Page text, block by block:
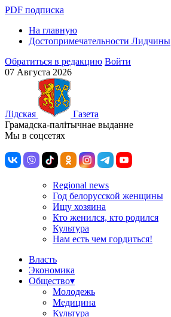
PDF подписка
На главную
Достопримечательности Лидчины
Обратиться в редакцию Войти
07 Августа 2026
Лiдская
Газета
Грамадска-палiтычнае выданне
Мы в соцсетях
Regional news
Год белорусской женщины
Ищу хозяина
Кто женился, кто родился
Культура
Нам есть чем гордиться!
Власть
Экономика
Общество▾
Молодежь
Медицина
Культура